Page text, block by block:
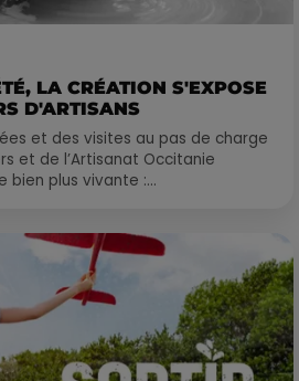
LA CRÉATION S'EXPOSE
D'ARTISANS
et des visites au pas de charge
et de l’Artisanat Occitanie
bien plus vivante :...